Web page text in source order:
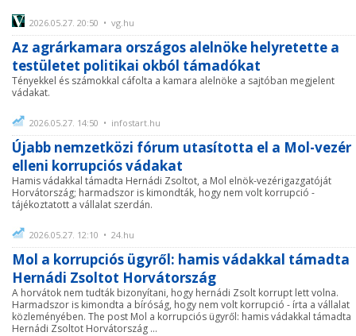
2026.05.27. 20:50 • vg.hu
Az agrárkamara országos alelnöke helyretette a
testületet politikai okból támadókat
Tényekkel és számokkal cáfolta a kamara alelnöke a sajtóban megjelent
vádakat.
2026.05.27. 14:50 • infostart.hu
Újabb nemzetközi fórum utasította el a Mol-vezér
elleni korrupciós vádakat
Hamis vádakkal támadta Hernádi Zsoltot, a Mol elnök-vezérigazgatóját
Horvátország; harmadszor is kimondták, hogy nem volt korrupció -
tájékoztatott a vállalat szerdán.
2026.05.27. 12:10 • 24.hu
Mol a korrupciós ügyről: hamis vádakkal támadta
Hernádi Zsoltot Horvátország
A horvátok nem tudták bizonyítani, hogy hernádi Zsolt korrupt lett volna.
Harmadszor is kimondta a bíróság, hogy nem volt korrupció - írta a vállalat
közleményében. The post Mol a korrupciós ügyről: hamis vádakkal támadta
Hernádi Zsoltot Horvátország ...